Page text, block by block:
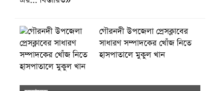
গৌরনদী উপজেলা প্রেসক্লাবের
সাধারণ সম্পাদকের খোঁজ নিতে
হাসপাতালে মুকুল খান
মতামত